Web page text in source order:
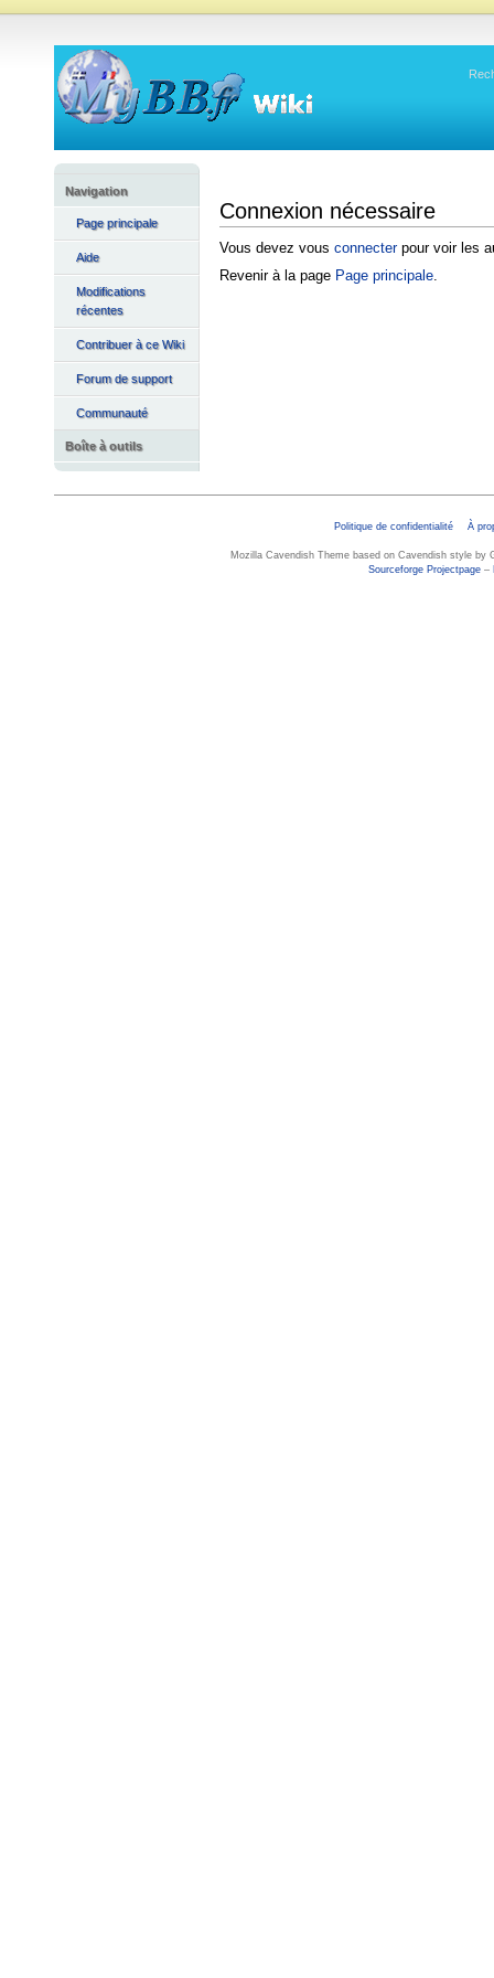
Navigation
Page principale
Aide
Modifications
récentes
Contribuer à ce Wiki
Forum de support
Communauté
Boîte à outils
Connexion nécessaire
Vous devez vous connecterpour voir les
Revenir à la page Page principale.
Politique de confidentialité À
Mozilla Cavendish Theme based on Cavendish style by
Sourceforge Projectpage –